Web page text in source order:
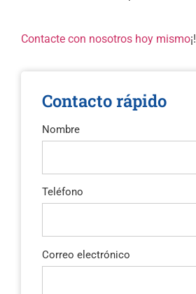
Contacte con nosotros hoy mismo¡!
Contacto rápido
Nombre
Teléfono
Correo electrónico